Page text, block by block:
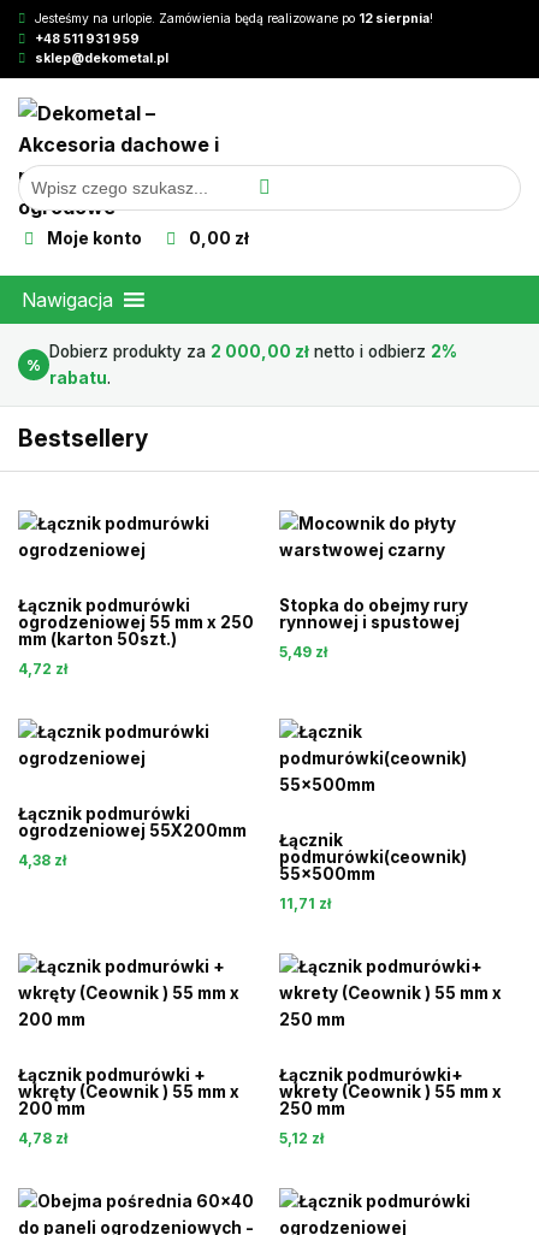
Jesteśmy na urlopie. Zamówienia będą realizowane po 12 sierpnia!
+48 511 931 959
sklep@dekometal.pl
Moje konto 0,00 zł
Nawigacja
%
Dobierz produkty za 2 000,00 złnetto i odbierz 2%
rabatu.
Bestsellery
Łącznik podmurówki
ogrodzeniowej 55 mm x 250
mm (karton 50szt.)
4,72 zł
Stopka do obejmy rury
rynnowej i spustowej
5,49 zł
Łącznik podmurówki
ogrodzeniowej 55X200mm
4,38 zł
Łącznik
podmurówki(ceownik)
55x500mm
11,71 zł
Łącznik podmurówki +
wkręty (Ceownik ) 55 mm x
200 mm
4,78 zł
Łącznik podmurówki+
wkrety (Ceownik ) 55 mm x
250 mm
5,12 zł